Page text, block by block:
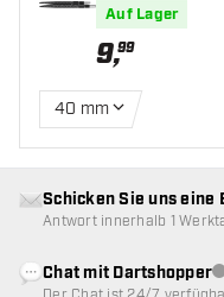
Auf Lager
9,99
40 mm
Schicken Sie uns eine
Antwort innerhalb 1
Chat mit Dartshopper